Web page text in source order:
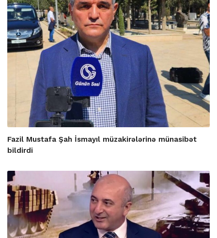
Fazil Mustafa Şah İsmayıl müzakirələrinə münasibət
bildirdi